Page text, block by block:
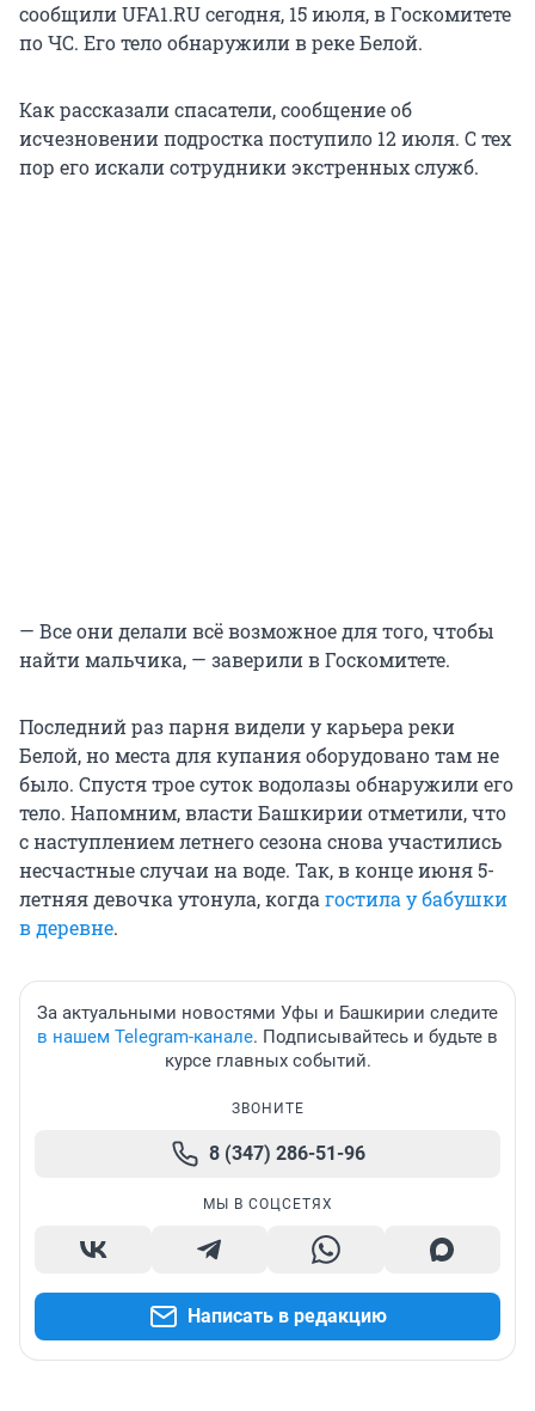
сообщили UFA1.RU сегодня, 15 июля, в Госкомитете
по ЧС. Его тело обнаружили в реке Белой.
Как рассказали спасатели, сообщение об
исчезновении подростка поступило 12 июля. С тех
пор его искали сотрудники экстренных служб.
— Все они делали всё возможное для того, чтобы
найти мальчика, — заверили в Госкомитете.
Последний раз парня видели у карьера реки
Белой, но места для купания оборудовано там не
было. Спустя трое суток водолазы обнаружили его
тело. Напомним, власти Башкирии отметили, что
с наступлением летнего сезона снова участились
несчастные случаи на воде. Так, в конце июня 5-
летняя девочка утонула, когдагостила у бабушки
в деревне.
За актуальными новостями Уфы и Башкирии следите
в нашем Telegram-канале. Подписывайтесь и будьте в
курсе главных событий.
ЗВОНИТЕ
8 (347) 286-51-96
МЫ В СОЦСЕТЯХ
Написать в редакцию